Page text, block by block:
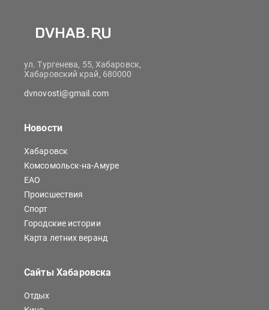
ул. Тургенева, 55, Хабаровск,
Хабаровский край, 680000
dvnovosti@gmail.com
Новости
Хабаровск
Комсомольск-на-Амуре
ЕАО
Происшествия
Спорт
Городские истории
Карта летних веранд
Сайты Хабаровска
Отдых